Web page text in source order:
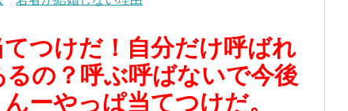
つけだ！自分だけ呼ばれ
の？呼ぶ呼ばないで今後
ーやっぱ当てつけだ。